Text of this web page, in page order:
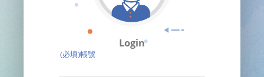
Login
(必填)帳號